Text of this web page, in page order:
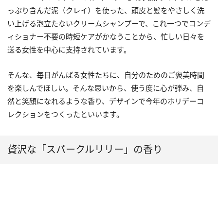
っぷり含んだ泥（クレイ）を使った、頭皮と髪をやさしく洗
い上げる泡立たないクリームシャンプーで、これ一つでコンデ
ィショナー不要の時短ケアがかなうことから、忙しい日々を
送る女性を中心に支持されています。
そんな、毎日がんばる女性たちに、自分のためのご褒美時間
を楽しんでほしい。そんな思いから、使う度に心が弾み、自
然と笑顔になれるような香り、デザインで今年のホリデーコ
レクションをつくったといいます。
贅沢な「スパークルリリー」の香り